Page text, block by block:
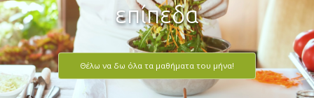
επίπεδα
Θέλω να δω όλα τα μαθήματα του μήνα!